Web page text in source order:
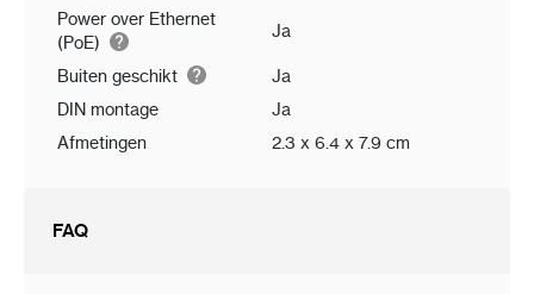
Power over Ethernet
(PoE)
Ja
Buiten geschikt
Ja
DIN montage
Ja
Afmetingen
2.3 x 6.4 x 7.9 cm
FAQ